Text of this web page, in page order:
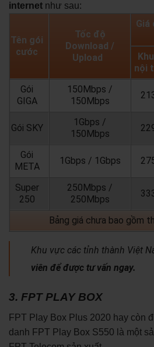
internet như sau:
Tên gói
cước
Tốc độ
Download /
Upload
Giá
nội
Gói
GIGA
150Mbps /
150Mbps
Gói SKY
1Gbps /
150Mbps
Gói
META
1Gbps / 1Gbps
Super
250
250Mbps /
250Mbps
Bảng giá chưa bao gồm
Khu vực các tỉnh thành Việt
viên để được tư vấn ngay.
3. FPT PLAY BOX
FPT Play Box Plus 2020 hay còn
danh FPT Play Box S550 là một